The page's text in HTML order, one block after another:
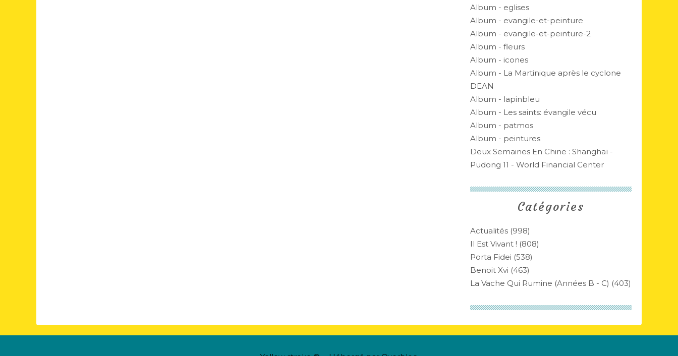
Catégories
Actualités (998)
Il Est Vivant ! (808)
Porta Fidei (538)
Benoit Xvi (463)
La Vache Qui Rumine (années B - C) (403)
Album - eglises
Album - evangile-et-peinture
Album - evangile-et-peinture-2
Album - fleurs
Album - icones
Album - La Martinique après le cyclone
DEAN
Album - lapinbleu
Album - Les saints: évangile vécu
Album - patmos
Album - peintures
Deux Semaines En Chine : Shanghaï -
Pudong 11 - World Financial Center